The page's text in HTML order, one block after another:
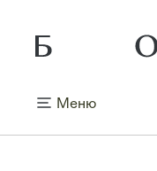
Меню